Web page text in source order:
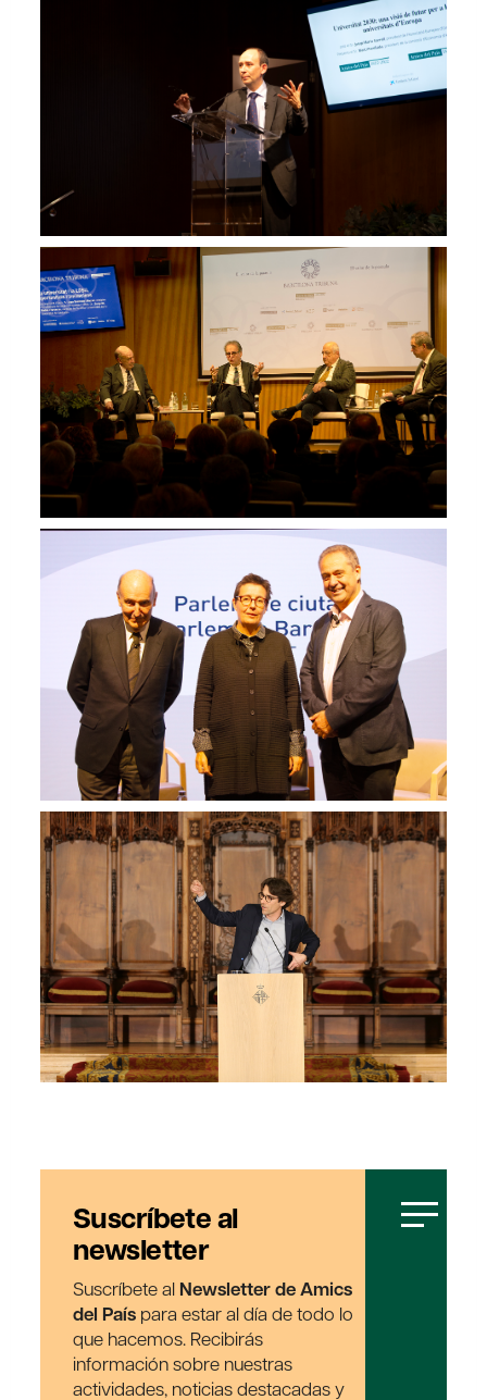
Suscríbete al
newsletter
Suscríbete al Newsletter de Amics
del País para estar al día de todo lo
que hacemos. Recibirás
información sobre nuestras
actividades, noticias destacadas y